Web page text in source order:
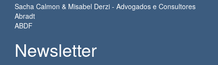
Sacha Calmon & Misabel Derzi - Advogados e Consultores
Abradt
ABDF
Newsletter